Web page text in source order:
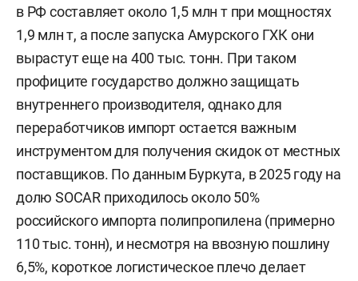
в РФ составляет около 1,5 млн т при мощностях
1,9 млн т, а после запуска Амурского ГХК они
вырастут еще на 400 тыс. тонн. При таком
профиците государство должно защищать
внутреннего производителя, однако для
переработчиков импорт остается важным
инструментом для получения скидок от местных
поставщиков. По данным Буркута, в 2025 году на
долю SOCAR приходилось около 50%
российского импорта полипропилена (примерно
110 тыс. тонн), и несмотря на ввозную пошлину
6,5%, короткое логистическое плечо делает